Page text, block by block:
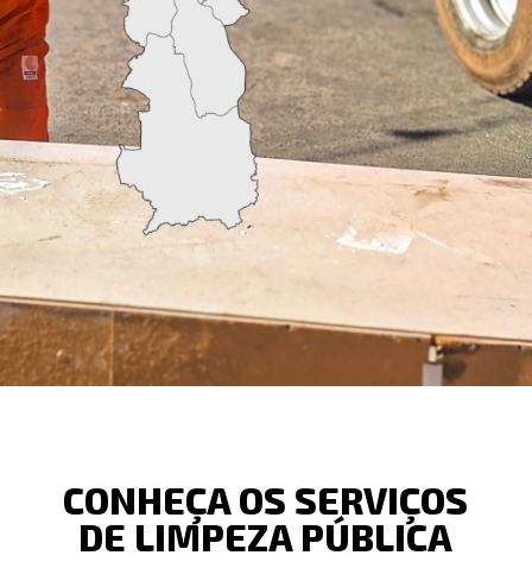
CONHEÇA OS SERVIÇOS
DE LIMPEZA PÚBLICA